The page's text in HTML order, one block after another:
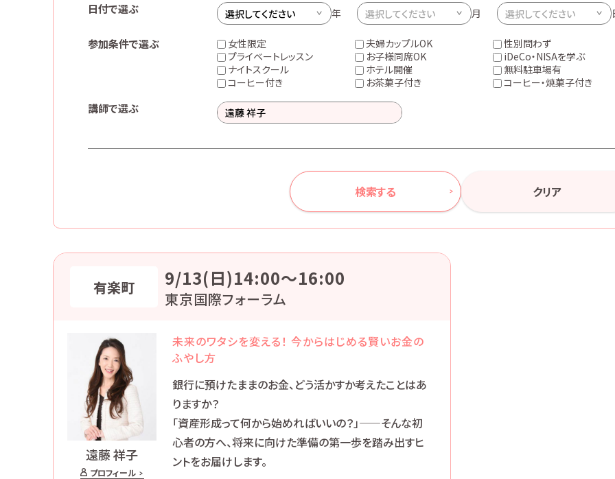
日付で選ぶ 年 月
参加条件で選ぶ 女性限定 夫婦カップルOK 性別問わず
プライベートレッスン
お子様同席OK iDeCo・NISAを学ぶ
ナイトスクール
ホテル開催 無料駐車場有
コーヒー付き
お茶菓子付き コーヒー・焼菓子付き
講師で選ぶ
検索する クリア
有楽町 9/13(日)14:00〜16:00
東京国際フォーラム
遠藤 祥子
プロフィール
未来のワタシを変える！ 今からはじめる賢いお金の
ふやし方
銀行に預けたままのお金、どう活かすか考えたことはあ
りますか？
「資産形成って何から始めればいいの？」——そんな初
心者の方へ、将来に向けた準備の第一歩を踏み出すヒ
ントをお届けします。